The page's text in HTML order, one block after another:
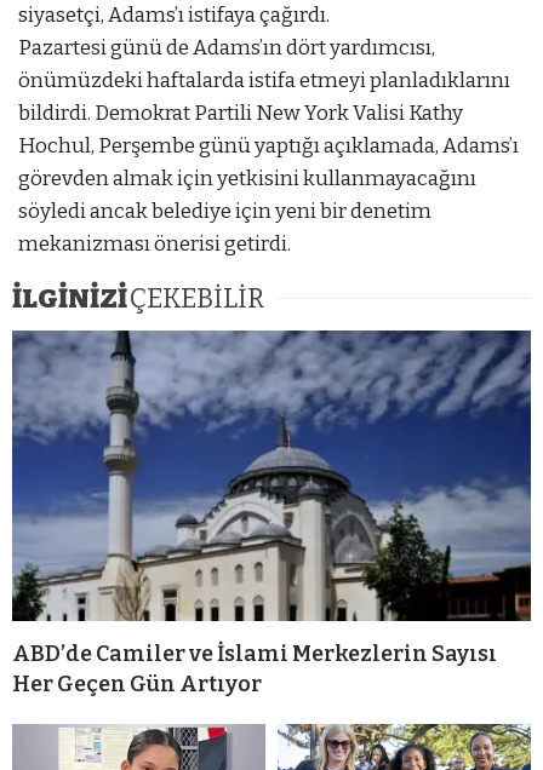
siyasetçi, Adams’ı istifaya çağırdı.
Pazartesi günü de Adams’ın dört yardımcısı,
önümüzdeki haftalarda istifa etmeyi planladıklarını
bildirdi. Demokrat Partili New York Valisi Kathy
Hochul, Perşembe günü yaptığı açıklamada, Adams’ı
görevden almak için yetkisini kullanmayacağını
söyledi ancak belediye için yeni bir denetim
mekanizması önerisi getirdi.
İLGİNİZİÇEKEBİLİR
ABD’de Camiler ve İslami Merkezlerin Sayısı
Her Geçen Gün Artıyor